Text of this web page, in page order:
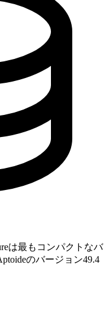
は最もコンパクトなバ
のバージョン49.4